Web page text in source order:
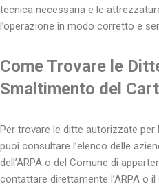
tecnica necessaria e le
l’operazione in modo corretto e
Come Trovare le
Smaltimento del
Per trovare le ditte autorizzate
puoi consultare l’elenco delle
dell’ARPA o del Comune di
contattare direttamente l’ARPA o